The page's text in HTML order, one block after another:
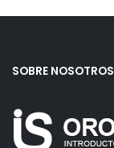
SOBRE NOSOTROS